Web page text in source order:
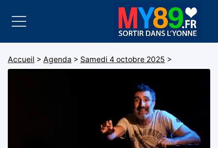
Accueil > Agenda > Samedi 4 octobre 2025 >